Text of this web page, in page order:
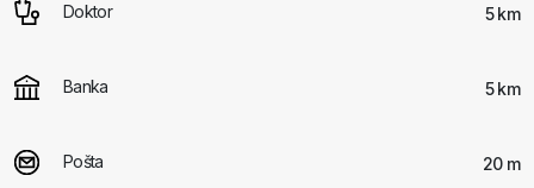
Doktor 5 km
Banka 5 km
Pošta 20 m